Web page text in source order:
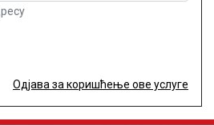
Одјава за коришћење ове услуге